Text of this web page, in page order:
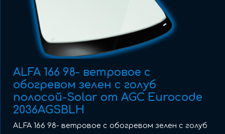
ALFA 166 98- ветровое с
обогревом зелен с голуб
полосой-Solar от AGC Eurocode
2036AGSBLH
ALFA 166 98- ветровое с обогревом зелен с голуб